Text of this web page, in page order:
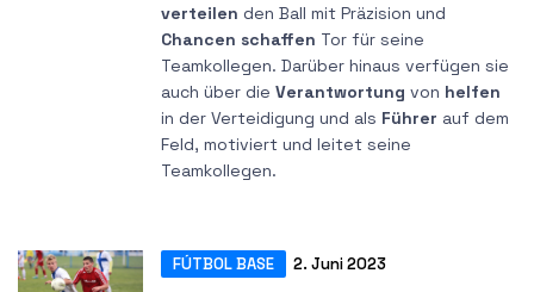
verteilen den Ball mit Präzision und
Chancen schaffen Tor für seine
Teamkollegen. Darüber hinaus verfügen sie
auch über die Verantwortung von helfen
in der Verteidigung und als Führer auf dem
Feld, motiviert und leitet seine
Teamkollegen.
FÚTBOL BASE 2. Juni 2023